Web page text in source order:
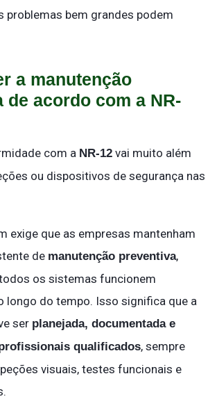
problemas bem grandes podem
a manutenção
de acordo com a NR-
com a NR-12 vai muito além
ou dispositivos de segurança nas
exige que as empresas mantenham
de manutenção preventiva,
os sistemas funcionem
longo do tempo. Isso significa que a
ser planejada, documentada e
qualificados, sempre
visuais, testes funcionais e